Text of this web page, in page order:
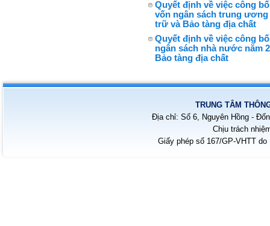
Quyết định về việc công
vốn ngân sách trung ương
trữ và Bảo tàng địa chất
Quyết định về việc công
ngân sách nhà nước năm
Bảo tàng địa chất
TRUNG TÂM
Địa chỉ: Số 6, Nguyên Hồng -
Chịu trách
Giấy phép số 167/GP-VHTT